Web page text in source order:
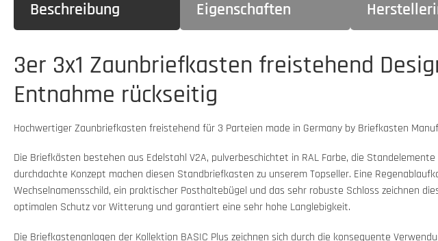
Beschreibung Eigenschaften
3er 3x1 Zaunbriefkasten freistehend
Entnahme rückseitig
Hochwertiger Zaunbriefkasten freistehend für 3 Parteien made in Germany by Briefkasten
Die Briefkästen bestehen aus Edelstahl V2A, pulverbeschichtet in RAL Farbe, die
durchdachte Konzept machen diesen Standbriefkasten zu unserem Topseller. Eine
Wechselnamensschild, ein praktischer Posthaltebügel und das sehr robuste Schloss zeichnen
optimalen Schutz vor Witterung und garantiert eine sehr hohe Langlebigkeit.
Die Briefkastenanlagen der Kollektion BASIC Plus zeichnen sich durch die konsequente